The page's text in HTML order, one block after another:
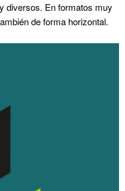
diversos. En formatos muy
de forma horizontal.